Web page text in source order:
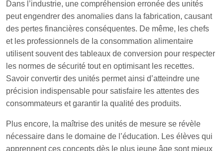
Dans l’industrie, une compréhension erronée des unités
peut engendrer des anomalies dans la fabrication, causant
des pertes financières conséquentes. De même, les chefs
et les professionnels de la consommation alimentaire
utilisent souvent des tableaux de conversion pour respecter
les normes de sécurité tout en optimisant les recettes.
Savoir convertir des unités permet ainsi d’atteindre une
précision indispensable pour satisfaire les attentes des
consommateurs et garantir la qualité des produits.
Plus encore, la maîtrise des unités de mesure se révèle
nécessaire dans le domaine de l’éducation. Les élèves qui
apprennent ces concepts dès le plus jeune âge sont mieux